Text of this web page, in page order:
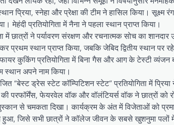
प्रिया, स्नेहा और प्रेक्षा की टीम ने हासिल किया।
मेहंदी प्रतियोगिता में नैना ने पहला स्थान प्राप्त किया।
में छात्रों ने पर्यावरण संरक्षण और रचनात्मक सोच का
प्रथम स्थान प्राप्त किया, जबकि जेबिद द्वितीय स्थान
कुकिंग प्रतियोगिता में बिना गैस और आग के टेस्टी
स्थान अपने नाम किया।
“बेस्ट ड्रेस स्टेट कॉम्पिटिशन स्टेट” प्रतियोगिता में
की परफॉर्मेंस, फेयरवेल वॉक और वॉलंटियर्स वॉक ने छात्रों
से चमकता दिखा। कार्यक्रम के अंत में विजेताओं को
हुआ, जिसे सभी छात्रों ने कॉलेज जीवन के सबसे खुशनुमा पलों